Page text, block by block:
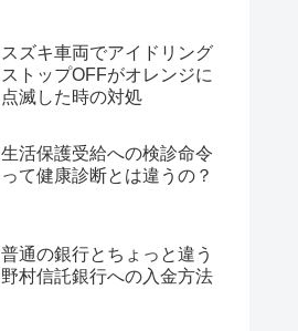
スズキ車両でアイドリング
ストップOFFがオレンジに
点滅した時の対処
生活保護受給への検診命令
って健康診断とは違うの？
普通の銀行とちょっと違う
野村信託銀行への入金方法